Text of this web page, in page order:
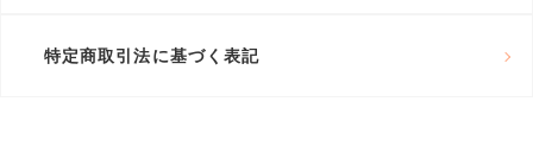
特定商取引法に基づく表記